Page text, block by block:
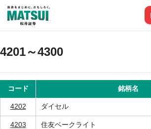
4201～4300
コード 銘柄名
4202 ダイセル
4203 住友ベークライト